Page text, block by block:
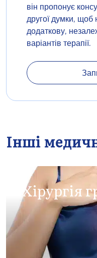
він пропонує
другої думки, щоб
додаткову,
варіантів терапії.
Інші
Xірургія